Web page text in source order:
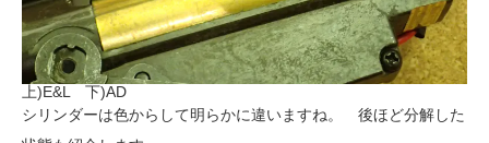
上)E&L 下)AD
シリンダーは色からして明らかに違いますね。 後ほど分解した